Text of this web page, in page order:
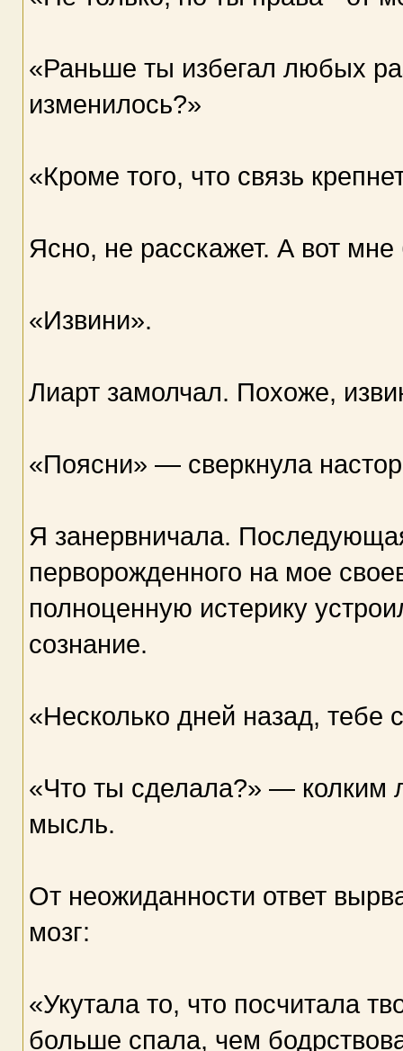
«Раньше ты избегал любых
изменилось?»
«Кроме того, что связь
Ясно, не расскажет. А вот
«Извини».
Лиарт замолчал. Похоже,
«Поясни» — сверкнула
Я занервничала.
перворожденного на мое
полноценную истерику
сознание.
«Несколько дней назад,
«Что ты сделала?» — колким
мысль.
От неожиданности ответ
мозг:
«Укутала то, что посчитала
больше спала, чем